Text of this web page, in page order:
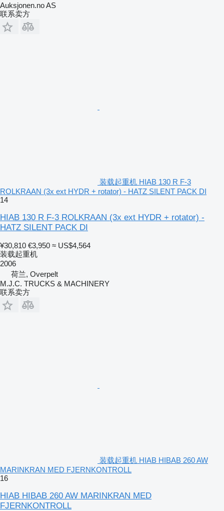
Auksjonen.no AS
联系卖方
装载起重机 HIAB 130 R F-3
ROLKRAAN (3x ext HYDR + rotator) - HATZ SILENT PACK DI
14
HIAB 130 R F-3 ROLKRAAN (3x ext HYDR + rotator) -
HATZ SILENT PACK DI
¥30,810 €3,950 ≈ US$4,564
装载起重机
2006
荷兰, Overpelt
M.J.C. TRUCKS & MACHINERY
联系卖方
装载起重机 HIAB HIBAB 260 AW
MARINKRAN MED FJERNKONTROLL
16
HIAB HIBAB 260 AW MARINKRAN MED
FJERNKONTROLL